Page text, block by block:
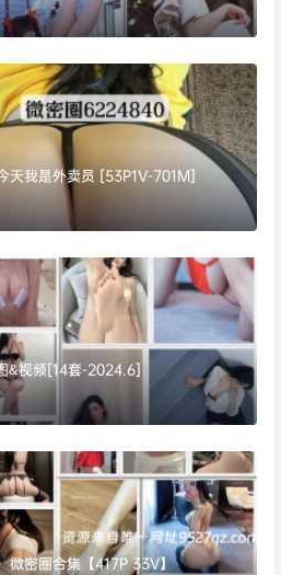
天我是外卖员 [53P1V-701M]
&视频[14套-2024.6]
微密圈合集【417P 33V】